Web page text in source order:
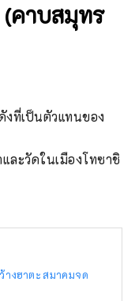
(คาบสมุทร
ที่เป็นตัวแทนของ
ละวัดในเมืองโทซาชิ
างฮาตะ สมาคมจด